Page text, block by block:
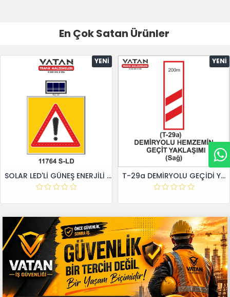
En Çok Satan Ürünler
YENI
SOLAR LED'Lİ GÜNEŞ ENERJİLİ LEVHA
YENI
T-29a DEMİRYOLU GEÇİDİ YAKLAŞIM LEVHALARI (Sağ)